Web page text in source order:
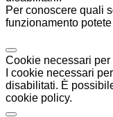
Per conoscere quali
funzionamento
Cookie necessari
I cookie necessari
disabilitati. È
cookie policy.